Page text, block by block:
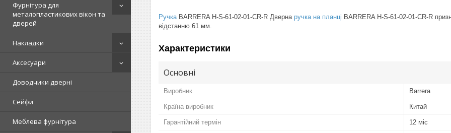
Фурнітура для
металопластикових вікон та
дверей
Накладки
Аксесуари
Доводчики дверні
Сейфи
Меблева фурнітура
Ручка BARRERA H-S-61-02-01-CR-R Дверна ручка на планці BARRERA H-S-61-02-01-CR-R
відстанню 61 мм.
Характеристики
Основні
Виробник Barrera
Країна виробник Китай
Гарантійний термін 12 міс